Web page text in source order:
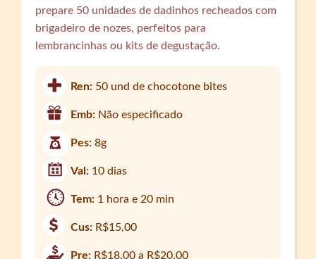
prepare 50 unidades de dadinhos recheados com
brigadeiro de nozes, perfeitos para
lembrancinhas ou kits de degustação.
Ren: 50 und de chocotone bites
Emb: Não especificado
Pes:8g
Val: 10 dias
Tem: 1 hora e 20 min
Cus: R$15,00
Pre: R$18,00 a R$20,00